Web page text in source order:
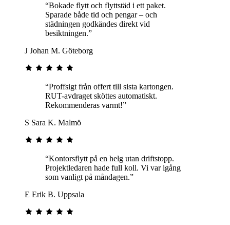
“Bokade flytt och flyttstäd i ett paket.
Sparade både tid och pengar – och
städningen godkändes direkt vid
besiktningen.”
J Johan M. Göteborg
“Proffsigt från offert till sista kartongen.
RUT-avdraget sköttes automatiskt.
Rekommenderas varmt!”
S Sara K. Malmö
“Kontorsflytt på en helg utan driftstopp.
Projektledaren hade full koll. Vi var igång
som vanligt på måndagen.”
E Erik B. Uppsala